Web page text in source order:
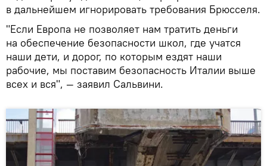
в дальнейшем игнорировать требования Брюсселя.
"Если Европа не позволяет нам тратить деньги
на обеспечение безопасности школ, где учатся
наши дети, и дорог, по которым ездят наши
рабочие, мы поставим безопасность Италии выше
всех и вся", — заявил Сальвини.